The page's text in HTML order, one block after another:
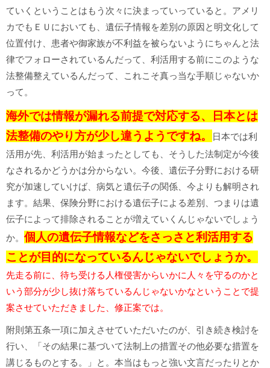
ていくということはもう次々に決まっていっていると。アメリ
カでもＥＵにおいても、遺伝子情報を差別の原因と明文化して
位置付け、患者や御家族が不利益を被らないようにちゃんと法
律でフォローされているんだって、利活用する前にこのような
法整備整えているんだって、これこそ真っ当な手順じゃないか
って。
海外では情報が漏れる前提で対応する、日本とは
法整備のやり方が少し違うようですね。
日本では利
活用が先、利活用が始まったとしても、そうした法制定が今後
なされるかどうかは分からない。今後、遺伝子分野における研
究が加速していけば、病気と遺伝子の関係、今よりも解明され
ます。結果、保険分野における遺伝子による差別、つまりは遺
伝子によって排除されることが増えていくんじゃないでしょう
か。 個人の遺伝子情報などをさっさと利活用する
ことが目的になっているんじゃないでしょうか。
先走る前に、待ち受ける人権侵害からいかに人々を守るのかと
いう部分が少し抜け落ちているんじゃないかなということで提
案させていただきました、修正案では。
附則第五条一項に加えさせていただいたのが、引き続き検討を
行い、「その結果に基づいて法制上の措置その他必要な措置を
講じるものとする。」と。本当はもっと強い文言だったりとか